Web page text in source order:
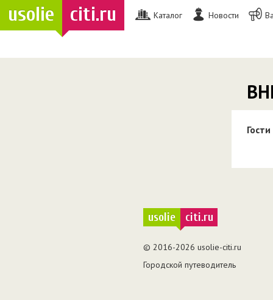
usolie citi.ru Каталог Новости
Гости
usolie citi.ru
© 2016-2026 usolie-citi.ru
Городской путеводитель